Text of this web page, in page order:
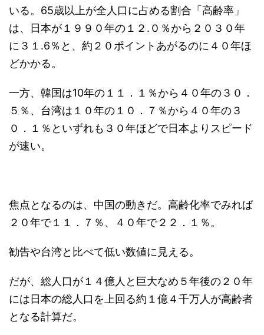
いる。65歳以上が全人口に占める割合「高齢率」
は、日本が１９９０年の１２.０％から２０３０年
に３１.6％と、約２０ポイントあがるのに４０年ほ
どかかる。
一方、韓国は10年の１１．１％から４０年の３０．
５％、台湾は１０年の１０．７％から４０年の３
０．１％といずれも３０年ほどで日本よりスピード
が速い。
焦点となるのは、中国の動きだ。高齢化率でみれば
２０年で１１．７％、４０年で２２．１％。
勧告や台湾と比べて低い数値に見える。
だが、総人口が１４億人と巨大なめ５年後の２０年
には日本の総人口を上回る約１億４千万人が高齢者
となる計算だ。